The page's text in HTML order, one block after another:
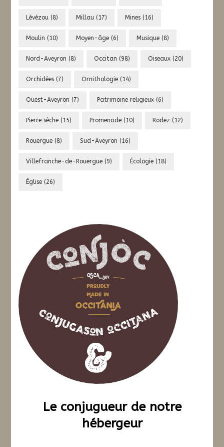
Lévézou (8) Millau (17) Mines (16)
Moulin (10) Moyen-âge (6) Musique (8)
Nord-Aveyron (8) Occitan (98) Oiseaux (20)
Orchidées (7) Ornithologie (14)
Ouest-Aveyron (7) Patrimoine religieux (6)
Pierre sèche (15) Promenade (10) Rodez (12)
Rouergue (8) Sud-Aveyron (16)
Villefranche-de-Rouergue (9) Écologie (18)
Église (26)
Le conjugueur de notre
hébergeur